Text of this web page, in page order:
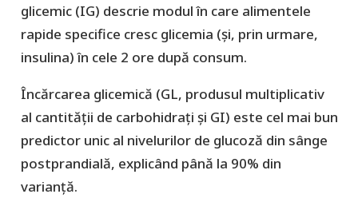
glicemic (IG) descrie modul în care alimentele
rapide specifice cresc glicemia (și, prin urmare,
insulina) în cele 2 ore după consum.
Încărcarea glicemică (GL, produsul multiplicativ
al cantității de carbohidrați și GI) este cel mai bun
predictor unic al nivelurilor de glucoză din sânge
postprandială, explicând până la 90% din
varianță.